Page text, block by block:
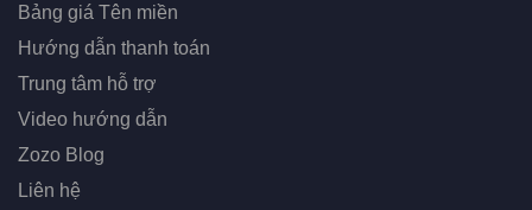
Bảng giá Tên miền
Hướng dẫn thanh toán
Trung tâm hỗ trợ
Video hướng dẫn
Zozo Blog
Liên hệ